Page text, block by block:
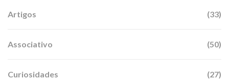
Artigos (33)
Associativo (50)
Curiosidades (27)